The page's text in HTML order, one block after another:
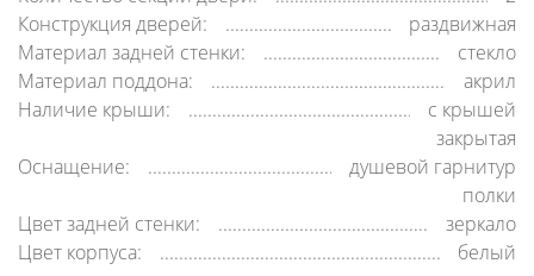
Конструкция дверей:
раздвижная
Материал задней стенки:
стекло
Материал поддона:
акрил
Наличие крыши:
c крышей
закрытая
Оснащение:
душевой гарнитур
полки
Цвет задней стенки:
зеркало
Цвет корпуса:
белый